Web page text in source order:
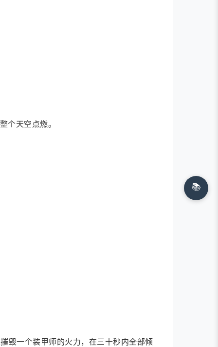
个天空点燃。
毁一个装甲师的火力，在三十秒内全部倾
📚